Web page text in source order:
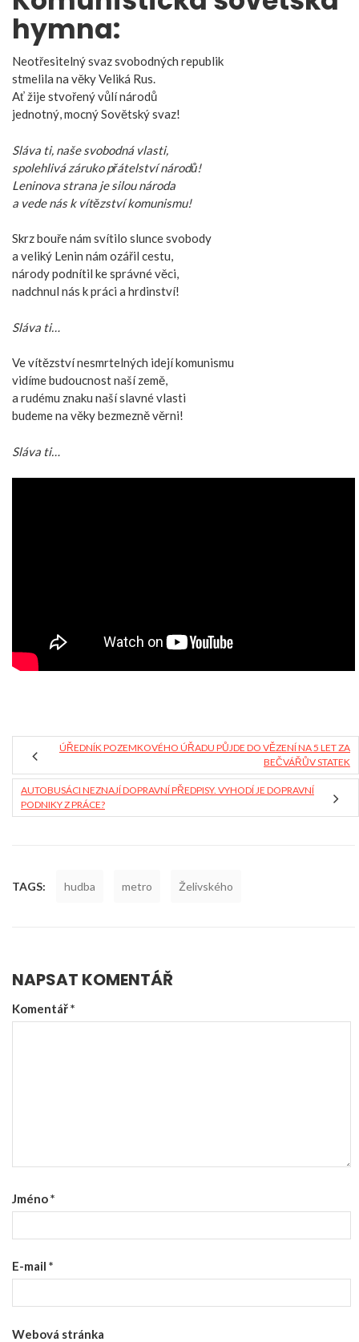
hymna:
Neotřesitelný svaz svobodných republik
stmelila na věky Veliká Rus.
Ať žije stvořený vůlí národů
jednotný, mocný Sovětský svaz!
Sláva ti, naše svobodná vlasti,
spolehlivá záruko přátelství národů!
Leninova strana je silou národa
a vede nás k vítězství komunismu!
Skrz bouře nám svítilo slunce svobody
a veliký Lenin nám ozářil cestu,
národy podnítil ke správné věci,
nadchnul nás k práci a hrdinství!
Sláva ti…
Ve vítězství nesmrtelných idejí komunismu
vidíme budoucnost naší země,
a rudému znaku naší slavné vlasti
budeme na věky bezmezně věrni!
Sláva ti…
ÚŘEDNÍK POZEMKOVÉHO ÚŘADU PŮJDE DO VĚZENÍ NA 5 LET ZA
BEČVÁŘŮV STATEK
AUTOBUSÁCI NEZNAJÍ DOPRAVNÍ PŘEDPISY. VYHODÍ JE DOPRAVNÍ
PODNIKY Z PRÁCE?
TAGS: hudba metro Želivského
NAPSAT KOMENTÁŘ
Komentář*
Jméno*
E-mail *
Webová stránka